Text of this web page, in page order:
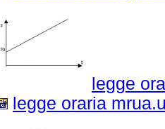
legge
legge oraria